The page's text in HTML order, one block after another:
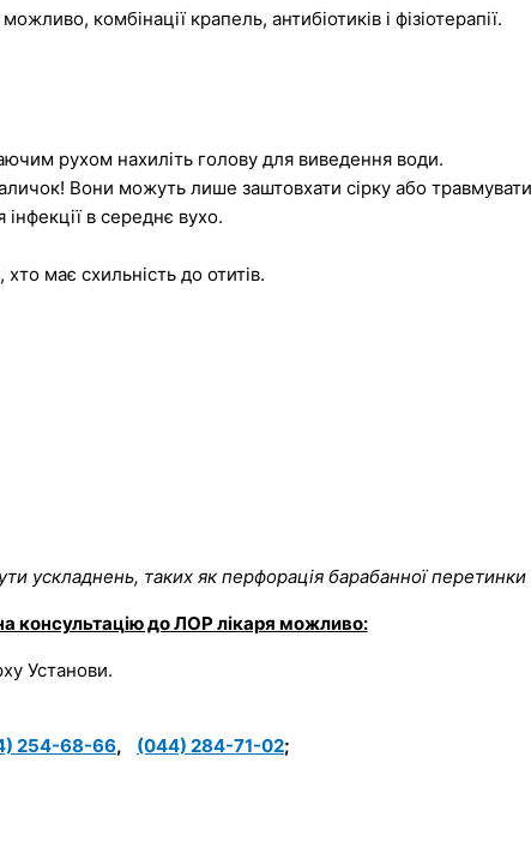
комбінації крапель, антибіотиків і фізіотерапії.
рухом нахиліть голову для виведення води.
Вони можуть лише заштовхати сірку або
в середнє вухо.
має схильність до отитів.
ускладнень, таких як перфорація барабанної перетинки
консультацію до ЛОР лікаря можливо:
Установи.
254-68-66, (044) 284-71-02;